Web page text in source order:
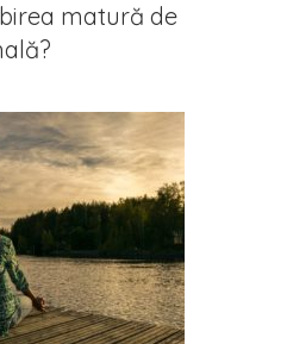
matură de